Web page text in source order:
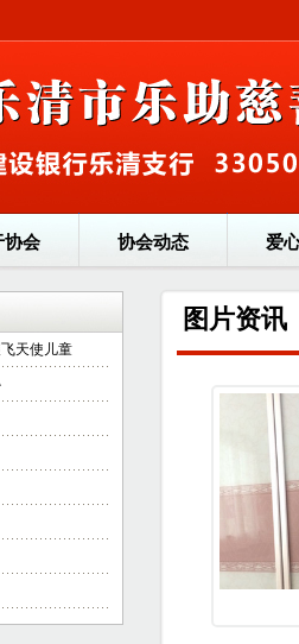
协会 协会动态 爱
天使儿童
图片资讯